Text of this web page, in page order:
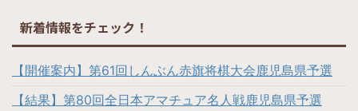
新着情報をチェック！
【開催案内】第61回しんぶん赤旗将棋大会鹿児島県予選
【結果】第80回全日本アマチュア名人戦鹿児島県予選